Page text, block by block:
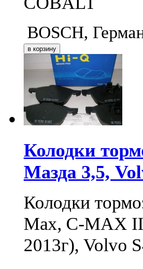
BOSCH,
Колодки
Мазда 3,5,
Колодки
Max, C-MAX
2013г), Volvo